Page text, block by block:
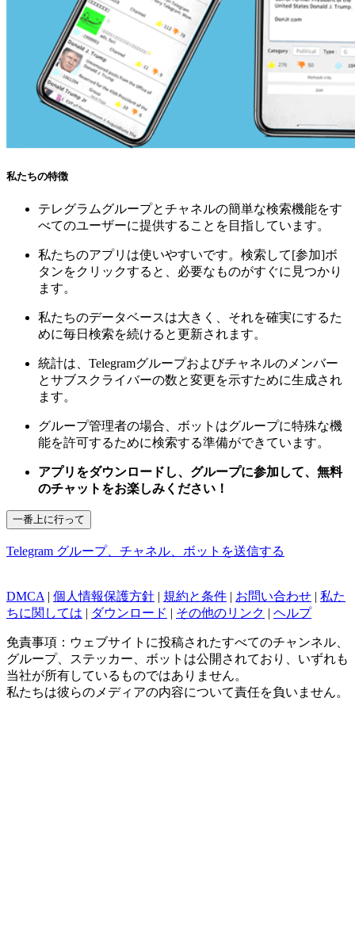
私たちの特徴
テレグラムグループとチャネルの簡単な検索機能をす
べてのユーザーに提供することを目指しています。
私たちのアプリは使いやすいです。検索して[参加]ボ
タンをクリックすると、必要なものがすぐに見つかり
ます。
私たちのデータベースは大きく、それを確実にするた
めに毎日検索を続けると更新されます。
統計は、Telegramグループおよびチャネルのメンバー
とサブスクライバーの数と変更を示すために生成され
ます。
グループ管理者の場合、ボットはグループに特殊な機
能を許可するために検索する準備ができています。
アプリをダウンロードし、グループに参加して、無料
のチャットをお楽しみください！
一番上に行って
Telegram グループ、チャネル、ボットを送信する
DMCA | 個人情報保護方針 | 規約と条件 | お問い合わせ | 私た
ちに関しては | ダウンロード | その他のリンク | ヘルプ
免責事項：ウェブサイトに投稿されたすべてのチャンネル、
グループ、ステッカー、ボットは公開されており、いずれも
当社が所有しているものではありません。
私たちは彼らのメディアの内容について責任を負いません。